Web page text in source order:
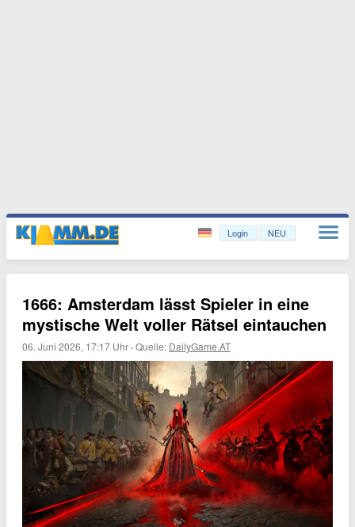
Login NEU
1666: Amsterdam lässt Spieler in eine
mystische Welt voller Rätsel eintauchen
06. Juni 2026, 17:17 Uhr ·Quelle: DailyGame.AT